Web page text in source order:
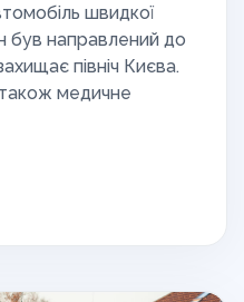
швидкої
був направлений до
північ Києва.
медичне